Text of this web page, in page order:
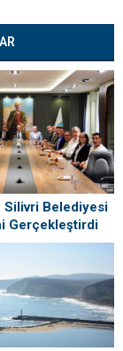
Silivri Belediyesi
Gerçekleştirdi